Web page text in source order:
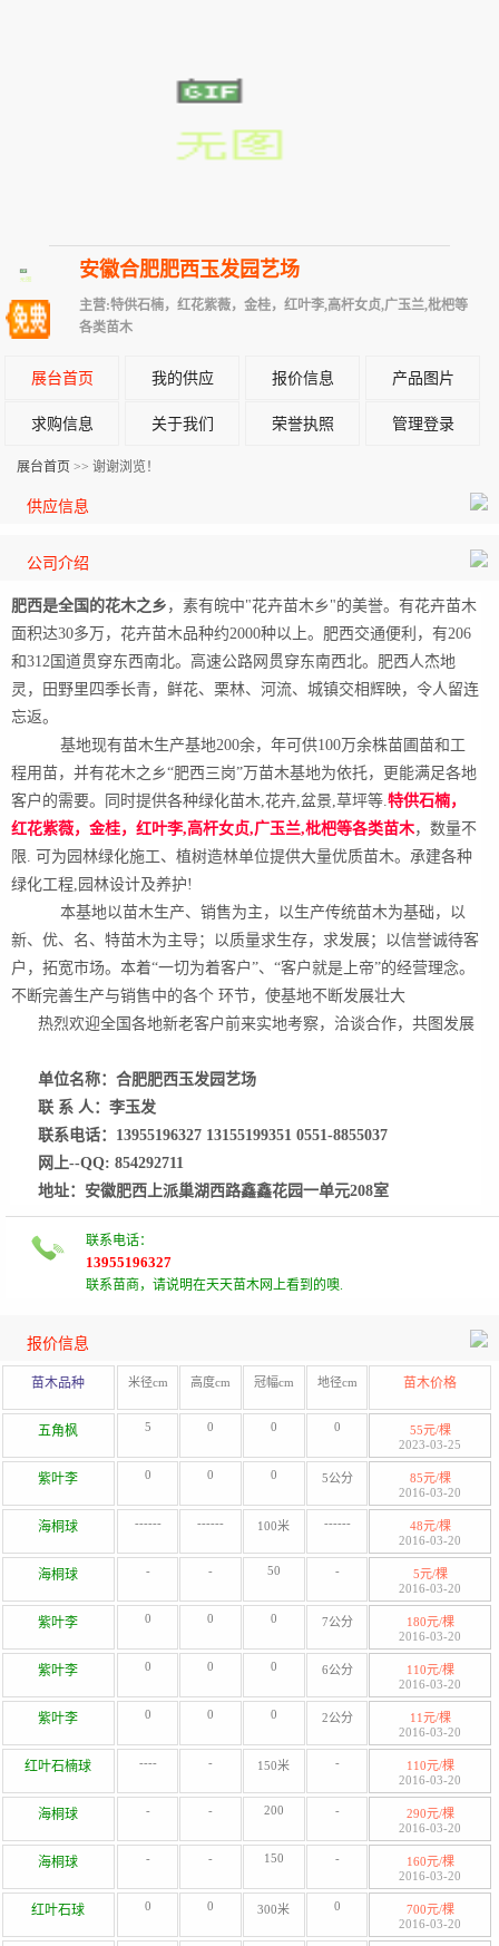
安徽合肥肥西玉发园艺场
主营:特供石楠，红花紫薇，金桂，红叶李,高杆女贞,广玉兰,枇杷等
各类苗木
展台首页 我的供应 报价信息 产品图片
求购信息 关于我们 荣誉执照 管理登录
展台首页 >> 谢谢浏览！
供应信息
公司介绍
肥西是全国的花木之乡 ，素有皖中"花卉苗木乡"的美誉。有花卉苗木
面积达30多万，花卉苗木品种约2000种以上。肥西交通便利，有206
和312国道贯穿东西南北。高速公路网贯穿东南西北。肥西人杰地
灵，田野里四季长青，鲜花、栗林、河流、城镇交相辉映，令人留连
忘返。
基地现有苗木生产基地200余，年可供100万余株苗圃苗和工
程用苗，并有花木之乡“肥西三岗”万苗木基地为依托，更能满足各地
客户的需要。同时提供各种绿化苗木,花卉,盆景,草坪等.特供石楠，
红花紫薇，金桂，红叶李,高杆女贞,广玉兰,枇杷等各类苗木，数量不
限. 可为园林绿化施工、植树造林单位提供大量优质苗木。承建各种
绿化工程,园林设计及养护!
本基地以苗木生产、销售为主，以生产传统苗木为基础，以
新、优、名、特苗木为主导；以质量求生存，求发展；以信誉诚待客
户，拓宽市场。本着“一切为着客户”、“客户就是上帝”的经营理念。
不断完善生产与销售中的各个 环节，使基地不断发展壮大
热烈欢迎全国各地新老客户前来实地考察，洽谈合作，共图发展
单位名称：合肥肥西玉发园艺场
联 系 人：李玉发
联系电话：13955196327 13155199351 0551-8855037
网上--QQ: 854292711
地址：安徽肥西上派巢湖西路鑫鑫花园一单元208室
联系电话：
13955196327
联系苗商，请说明在天天苗木网上看到的噢.
报价信息
苗木品种 米径cm 高度cm 冠幅cm 地径cm 苗木价格
五角枫 5 0 0 0
55元/棵
2023-03-25
紫叶李 0 0 0 5公分
85元/棵
2016-03-20
海桐球 ------ ------ 100米 ------
48元/棵
2016-03-20
海桐球 - - 50 -
5元/棵
2016-03-20
紫叶李 0 0 0 7公分
180元/棵
2016-03-20
紫叶李 0 0 0 6公分
110元/棵
2016-03-20
紫叶李 0 0 0 2公分
11元/棵
2016-03-20
红叶石楠球 ---- - 150米 -
110元/棵
2016-03-20
海桐球 - - 200 -
290元/棵
2016-03-20
海桐球 - - 150 -
160元/棵
2016-03-20
红叶石球 0 0 300米 0
700元/棵
2016-03-20